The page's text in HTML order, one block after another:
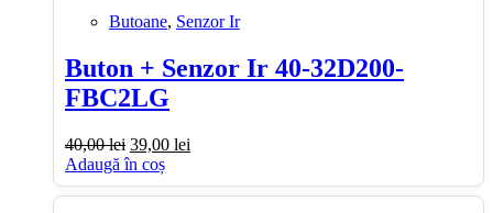
Butoane, Senzor Ir
Buton + Senzor Ir 40-32D200-
FBC2LG
40,00lei Prețul
inițial
a
fost:
39,00 lei
este:
39,00 lei.
Adaugă în coș